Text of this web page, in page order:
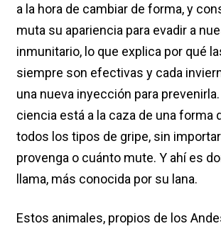
a la hora de cambiar de forma, y
muta su apariencia para evadir a
inmunitario, lo que explica por qué
siempre son efectivas y cada
una nueva inyección para
ciencia está a la caza de una forma
todos los tipos de gripe, sin
provenga o cuánto mute. Y ahí es
llama, más conocida por su lana.
Estos animales, propios de los